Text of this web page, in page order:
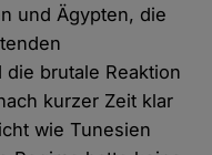
und Ägypten, die
brutale Reaktion
kurzer Zeit klar
wie Tunesien